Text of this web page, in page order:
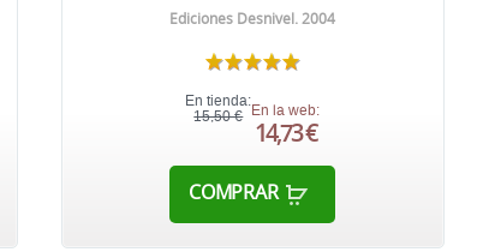
Ediciones Desnivel. 2004
En tienda:
15,50 €
En la web:
14,73 €
COMPRAR